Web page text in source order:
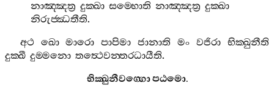
නාඤ‍්ඤත්‍ර දුක‍්ඛා සම‍්භොති නාඤ‍්ඤත්‍ර දුක‍්ඛා
නිරුජ‍්ඣතීති.
අථ ඛො මාරො පාපිමා ජානාති මං වජිරා භික‍්ඛුනීති
දුක‍්ඛී දුම‍්මනො තත්‍ථෙවන‍්තරධායීති.
භික‍්ඛුනීවග‍්ගොපඨමො.